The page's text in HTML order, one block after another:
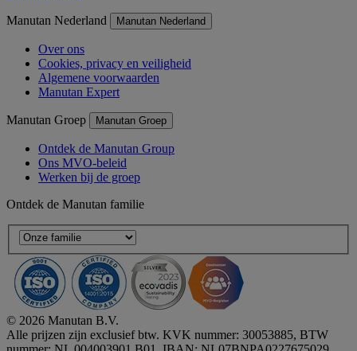
Manutan Nederland Manutan Nederland
Over ons
Cookies, privacy en veiligheid
Algemene voorwaarden
Manutan Expert
Manutan Groep Manutan Groep
Ontdek de Manutan Group
Ons MVO-beleid
Werken bij de groep
Ontdek de Manutan familie
© 2026 Manutan B.V.
Alle prijzen zijn exclusief btw. KVK nummer: 30053885, BTW